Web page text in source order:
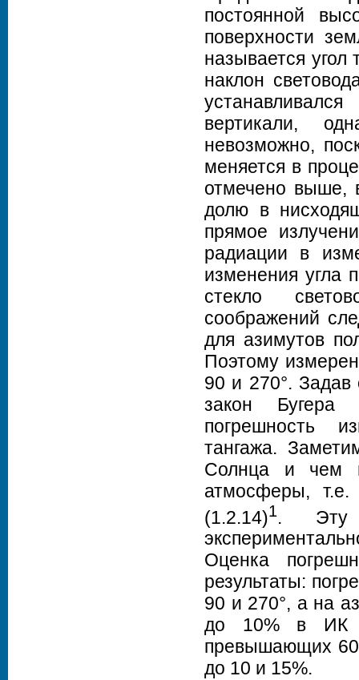
постоянной
поверхности
называется угол
наклон
вертикали,
невозможно,
меняется в
отмечено выше,
долю в
прямое
радиации в
изменения угла
стекло
соображений
для азимутов
Поэтому
90 и 270°.
закон Бугера
погрешность
тангажа.
Солнца и чем
атмосферы,
(1.2.14)1. Эту
Оценка
результаты:
90 и 270°, а на
до 10% в ИК
превышающих
до 10 и 15%.